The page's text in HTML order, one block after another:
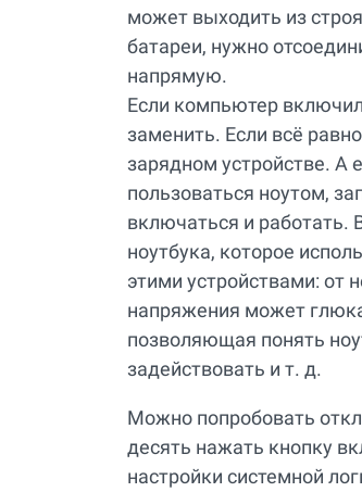
может выходить из
батареи, нужно
напрямую.
Если компьютер
заменить. Если всё
зарядном устройстве. А
пользоваться ноутом,
включаться и работать.
ноутбука, которое
этими устройствами: от
напряжения может
позволяющая понять
задействовать и т. д.
Можно попробовать
десять нажать кнопку
настройки системной